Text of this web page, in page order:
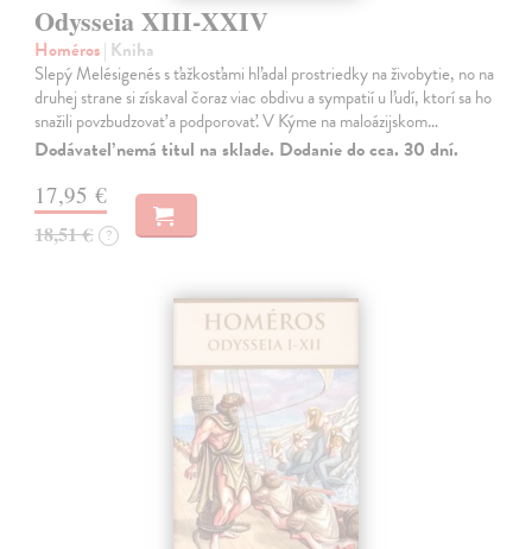
Odysseia XIII-XXIV
Homéros| Kniha
Slepý Melésigenés s ťažkosťami hľadal prostriedky na živobytie, no na
druhej strane si získaval čoraz viac obdivu a sympatií u ľudí, ktorí sa ho
snažili povzbudzovať a podporovať. V Kýme na maloázijskom…
Dodávateľ nemá titul na sklade. Dodanie do cca. 30 dní.
17,95 €
18,51 € ?